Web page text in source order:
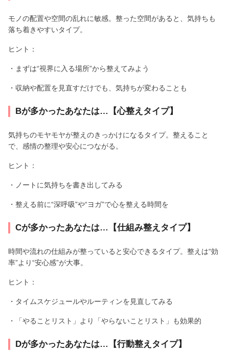
モノの配置や空間の乱れに敏感。整った空間があると、気持ちも
落ち着きやすいタイプ。
ヒント：
・まずは“視界に入る場所”から整えてみよう
・収納や配置を見直すだけでも、気持ちが変わることも
Bが多かったあなたは…【心整えタイプ】
気持ちのモヤモヤが整えのきっかけになるタイプ。整えること
で、感情の整理や安心につながる。
ヒント：
・ノートに気持ちを書き出してみる
・整える前に“深呼吸”や“ヨガ”で心を整える時間を
Cが多かったあなたは…【仕組み整えタイプ】
時間や流れの仕組みが整っていると安心できるタイプ。整えは“効
率”より“安心感”が大事。
ヒント：
・タイムスケジュールやルーティンを見直してみる
・「やることリスト」より「やらないことリスト」も効果的
Dが多かったあなたは…【行動整えタイプ】